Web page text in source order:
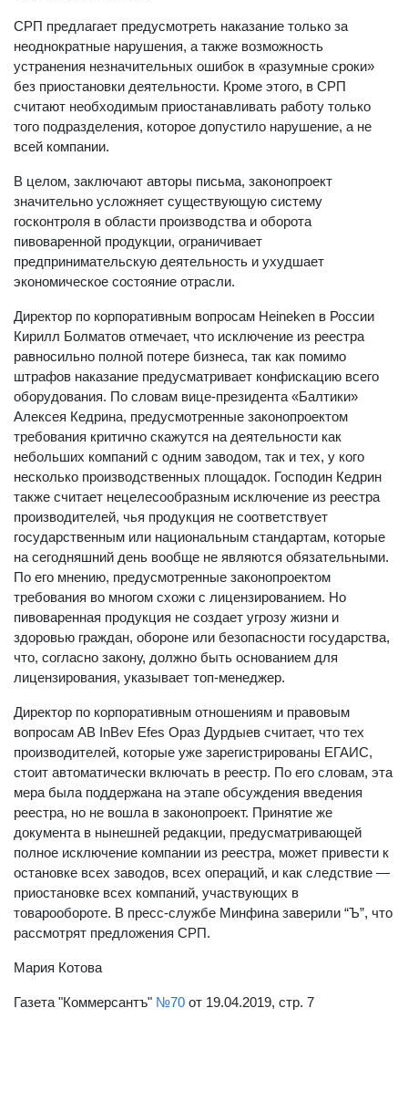
СРП предлагает предусмотреть наказание только за
неоднократные нарушения, а также возможность
устранения незначительных ошибок в «разумные сроки»
без приостановки деятельности. Кроме этого, в СРП
считают необходимым приостанавливать работу только
того подразделения, которое допустило нарушение, а не
всей компании.
В целом, заключают авторы письма, законопроект
значительно усложняет существующую систему
госконтроля в области производства и оборота
пивоваренной продукции, ограничивает
предпринимательскую деятельность и ухудшает
экономическое состояние отрасли.
Директор по корпоративным вопросам Heineken в России
Кирилл Болматов отмечает, что исключение из реестра
равносильно полной потере бизнеса, так как помимо
штрафов наказание предусматривает конфискацию всего
оборудования. По словам вице-президента «Балтики»
Алексея Кедрина, предусмотренные законопроектом
требования критично скажутся на деятельности как
небольших компаний с одним заводом, так и тех, у кого
несколько производственных площадок. Господин Кедрин
также считает нецелесообразным исключение из реестра
производителей, чья продукция не соответствует
государственным или национальным стандартам, которые
на сегодняшний день вообще не являются обязательными.
По его мнению, предусмотренные законопроектом
требования во многом схожи с лицензированием. Но
пивоваренная продукция не создает угрозу жизни и
здоровью граждан, обороне или безопасности государства,
что, согласно закону, должно быть основанием для
лицензирования, указывает топ-менеджер.
Директор по корпоративным отношениям и правовым
вопросам AB InBev Efes Ораз Дурдыев считает, что тех
производителей, которые уже зарегистрированы ЕГАИС,
стоит автоматически включать в реестр. По его словам, эта
мера была поддержана на этапе обсуждения введения
реестра, но не вошла в законопроект. Принятие же
документа в нынешней редакции, предусматривающей
полное исключение компании из реестра, может привести к
остановке всех заводов, всех операций, и как следствие —
приостановке всех компаний, участвующих в
товарообороте. В пресс-службе Минфина заверили “Ъ”, что
рассмотрят предложения СРП.
Мария Котова
Газета "Коммерсантъ" №70 от 19.04.2019, стр. 7